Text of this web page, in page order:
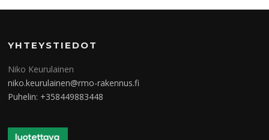
YHTEYSTIEDOT
Niko Keurulainen
niko.keurulainen@rmo-rakennus.fi
Puhelin: +358449883448